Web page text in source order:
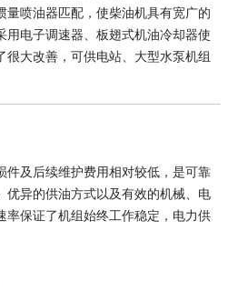
量喷油器匹配，使柴油机具有宽广的
用电子调速器、板翅式机油冷却器使
很大改善，可供电站、大型水泵机组
件及后续维护费用相对较低，是可靠
优异的供油方式以及有效的机械、电
率保证了机组始终工作稳定，电力供